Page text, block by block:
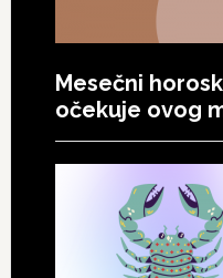
Mesečni
očekuje ovog